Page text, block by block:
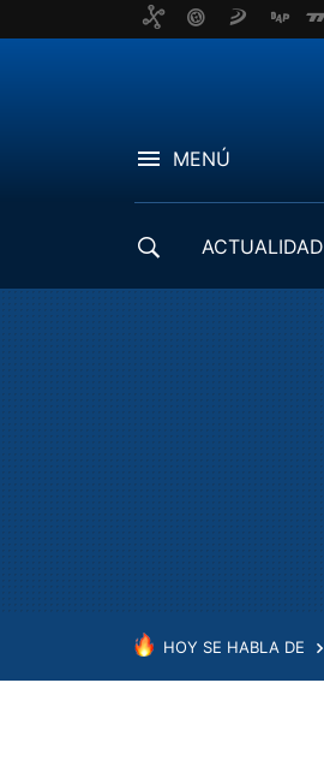
MENÚ
ACTUALIDAD
HOY SE HABLA DE